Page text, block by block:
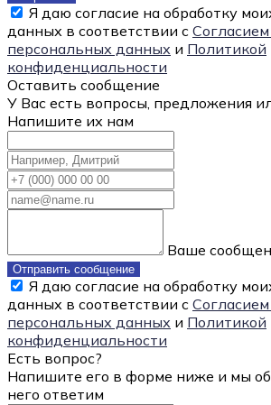
Я даю согласие на обработку
данных в соответствии с
персональных данных и Политикой
конфиденциальности
Оставить сообщение
У Вас есть вопросы, предложения
Напишите их нам
Ваше
Отправить сообщение
Я даю согласие на обработку
данных в соответствии с
персональных данных и Политикой
конфиденциальности
Есть вопрос?
Напишите его в форме ниже и мы
него ответим